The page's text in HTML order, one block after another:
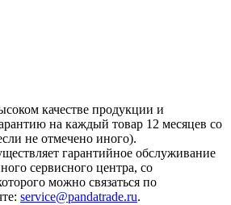
качестве продукции и
на каждый товар 12 месяцев со
не отмечено иного).
гарантийное обслуживание
сервисного центра, со
можно связаться по
service@pandatrade.ru.